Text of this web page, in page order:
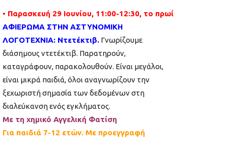
• Παρασκευή 29 Ιουνίου, 11:00-12:30, το πρωί
ΑΦΙΕΡΩΜΑ ΣΤΗΝ ΑΣΤΥΝΟΜΙΚΗ
ΛΟΓΟΤΕΧΝΙΑ: Ντετέκτιβ. Γνωρίζουμε
διάσημους ντετέκτιβ. Παρατηρούν,
καταγράφουν, παρακολουθούν. Είναι μεγάλοι,
είναι μικρά παιδιά, όλοι αναγνωρίζουν την
ξεχωριστή σημασία των δεδομένων στη
διαλεύκανση ενός εγκλήματος.
Με τη χημικό Αγγελική Φατίση
Για παιδιά 7-12 ετών. Με προεγγραφή